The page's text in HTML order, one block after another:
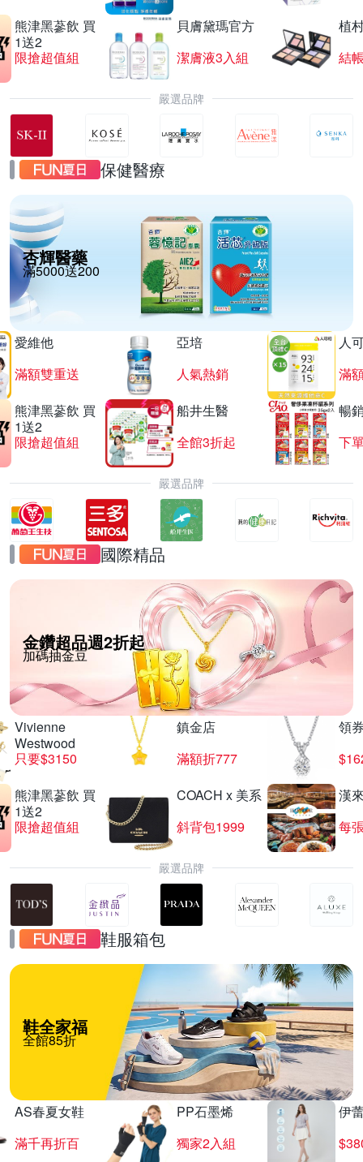
熊津黑蔘飲 買
1送2
限搶超值組
貝膚黛瑪官方
潔膚液3入組
植
結
嚴選品牌
保健醫療
杏輝醫藥
滿5000送200
愛維他
滿額雙重送
亞培
人氣熱銷
人
滿
熊津黑蔘飲 買
1送2
限搶超值組
船井生醫
全館3折起
暢
下
嚴選品牌
國際精品
金鑽超品週2折起
加碼抽金豆
Vivienne
Westwood
只要$3150
鎮金店
滿額折777
領
熊津黑蔘飲 買
1送2
限搶超值組
COACH x 美系
斜背包1999
漢
每
嚴選品牌
鞋服箱包
鞋全家福
全館85折
AS春夏女鞋
滿千再折百
PP石墨烯
獨家2入組
伊